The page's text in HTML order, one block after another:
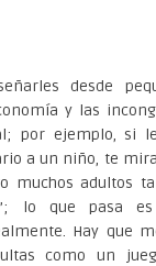
desde
y las
por ejemplo, si
a un niño, te
muchos adultos
lo que pasa
Hay que
como un